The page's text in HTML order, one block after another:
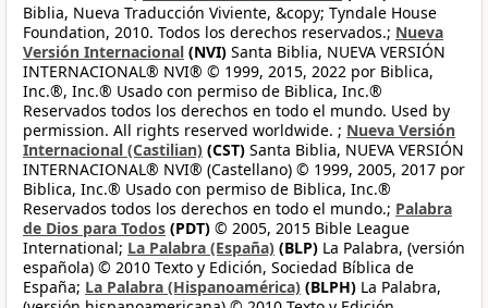
Biblia, Nueva Traducción Viviente, &copy; Tyndale House
Foundation, 2010. Todos los derechos reservados.; Nueva
Versión Internacional (NVI) Santa Biblia, NUEVA VERSIÓN
INTERNACIONAL® NVI® © 1999, 2015, 2022 por Biblica,
Inc.®, Inc.® Usado con permiso de Biblica, Inc.®
Reservados todos los derechos en todo el mundo. Used by
permission. All rights reserved worldwide. ; Nueva Versión
Internacional (Castilian) (CST) Santa Biblia, NUEVA VERSIÓN
INTERNACIONAL® NVI® (Castellano) © 1999, 2005, 2017 por
Biblica, Inc.® Usado con permiso de Biblica, Inc.®
Reservados todos los derechos en todo el mundo.; Palabra
de Dios para Todos (PDT) © 2005, 2015 Bible League
International; La Palabra (España) (BLP) La Palabra, (versión
española) © 2010 Texto y Edición, Sociedad Bíblica de
España; La Palabra (Hispanoamérica) (BLPH) La Palabra,